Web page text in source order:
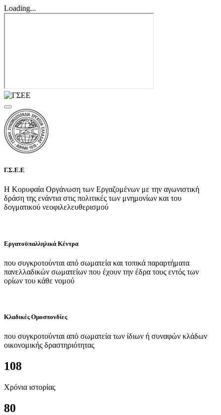
Loading...
Γ.Σ.Ε.Ε
Η Κορυφαία Οργάνωση των Εργαζομένων με την αγωνιστική
δράση της ενάντια στις πολιτικές των μνημονίων και του
δογματικού νεοφιλελευθερισμού
Εργατοϋπαλληλικά Κέντρα
που συγκροτούνται από σωματεία και τοπικά παραρτήματα
πανελλαδικών σωματείων που έχουν την έδρα τους εντός των
ορίων του κάθε νομού
Κλαδικές Ομοσπονδίες
που συγκροτούνται από σωματεία των ίδιων ή συναφών κλάδων
οικονομικής δραστηριότητας
108
Χρόνια ιστορίας
80